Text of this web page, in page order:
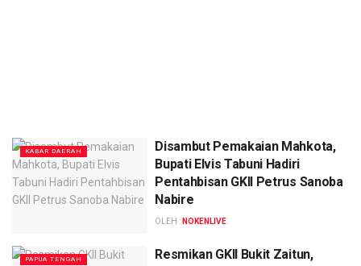
KABAR DAERAH
Disambut Pemakaian Mahkota,
Bupati Elvis Tabuni Hadiri
Pentahbisan GKII Petrus Sanoba
Nabire
OLEH : NOKENLIVE
PAPUA TENGAH
Resmikan GKII Bukit Zaitun,